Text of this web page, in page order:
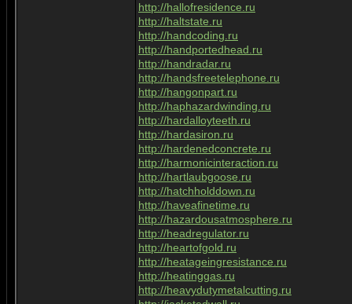
http://hallofresidence.ru
http://haltstate.ru
http://handcoding.ru
http://handportedhead.ru
http://handradar.ru
http://handsfreetelephone.ru
http://hangonpart.ru
http://haphazardwinding.ru
http://hardalloyteeth.ru
http://hardasiron.ru
http://hardenedconcrete.ru
http://harmonicinteraction.ru
http://hartlaubgoose.ru
http://hatchholddown.ru
http://haveafinetime.ru
http://hazardousatmosphere.ru
http://headregulator.ru
http://heartofgold.ru
http://heatageingresistance.ru
http://heatinggas.ru
http://heavydutymetalcutting.ru